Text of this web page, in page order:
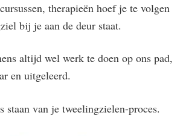
therapieën hoef je te volgen
bij je aan de deur staat.
altijd wel werk te doen op ons pad,
en uitgeleerd.
van je tweelingzielen-proces.